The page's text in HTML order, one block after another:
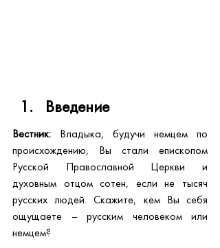
Введение
Вестник: Владыка, будучи немцем по
происхождению, Вы стали епископом
Русской Православной Церкви и
духовным отцом сотен, если не тысяч
русских людей. Скажите, кем Вы себя
ощущаете – русским человеком или
немцем?